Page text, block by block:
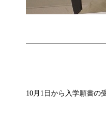
10月1日から入学願書の